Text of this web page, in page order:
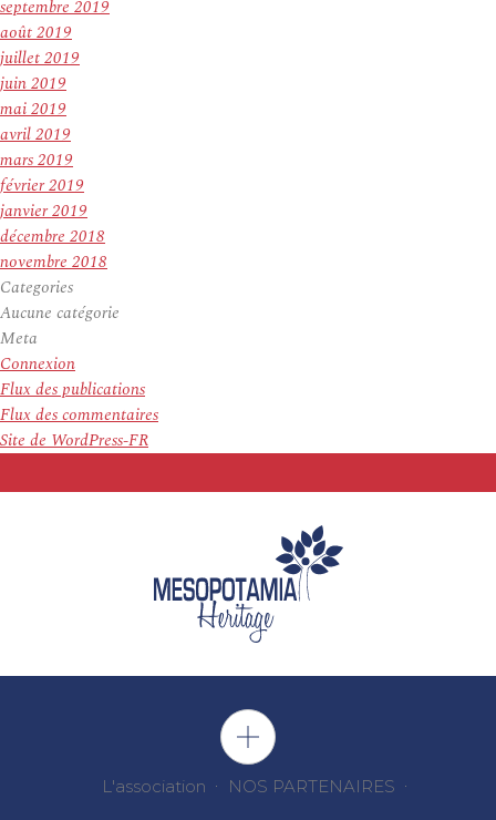
septembre 2019
août 2019
juillet 2019
juin 2019
mai 2019
avril 2019
mars 2019
février 2019
janvier 2019
décembre 2018
novembre 2018
Categories
Aucune catégorie
Meta
Connexion
Flux des publications
Flux des commentaires
Site de WordPress-FR
L'association NOS PARTENAIRES